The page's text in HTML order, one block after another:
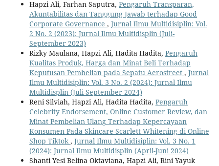
Hapzi Ali, Farhan Saputra, Pengaruh Transparan,
Akuntabilitas dan Tanggung Jawab terhadap Good
Corporate Governance , Jurnal Ilmu Multidisiplin: Vol.
2 No. 2 (2023): Jurnal Ilmu Multidisplin (Juli-
September 2023)
Rizky Maulana, Hapzi Ali, Hadita Hadita, Pengaruh
Kualitas Produk, Harga dan Minat Beli Terhadap
Keputusan Pembelian pada Sepatu Aerostreet , Jurnal
Ilmu Multidisiplin: Vol. 3 No. 2 (2024): Jurnal Ilmu
Multidisplin (Juli-September 2024)
Reni Silviah, Hapzi Ali, Hadita Hadita, Pengaruh
Celebrity Endorsement, Online Customer Review, dan
Minat Pembelian Ulang Terhadap Kepercayaan
Konsumen Pada Skincare Scarlett Whitening di Online
Shop Tiktok , Jurnal Ilmu Multidisiplin: Vol. 3 No. 1
(2024): Jurnal Ilmu Multidisplin (April-Juni 2024)
Shanti Yesi Belina Oktaviana, Hapzi Ali, Rini Yayuk